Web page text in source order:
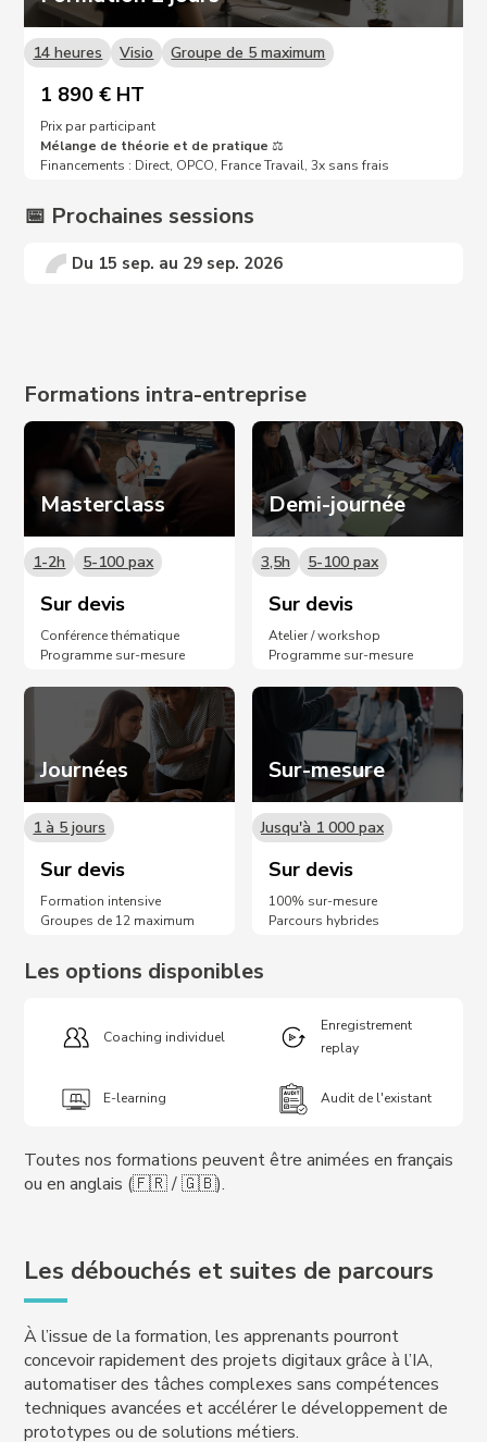
14 heures Visio Groupe de 5 maximum
1 890 € HT
Prix par participant
Mélange de théorie et de pratique⚖️
Financements : Direct, OPCO, France Travail, 3x sans frais
📅 Prochaines sessions
Du 15 sep. au 29 sep. 2026
Formations intra-entreprise
Masterclass
1-2h 5-100 pax
Sur devis
Conférence thématique
Programme sur-mesure
Demi-journée
3,5h 5-100 pax
Sur devis
Atelier / workshop
Programme sur-mesure
Journées
1 à 5 jours
Sur devis
Formation intensive
Groupes de 12 maximum
Sur-mesure
Jusqu'à 1 000 pax
Sur devis
100% sur-mesure
Parcours hybrides
Les options disponibles
Coaching individuel
Enregistrement
replay
E-learning Audit de l'existant
Toutes nos formations peuvent être animées en français
ou en anglais (🇫🇷 / 🇬🇧).
Les débouchés et suites de parcours
À l’issue de la formation, les apprenants pourront
concevoir rapidement des projets digitaux grâce à l’IA,
automatiser des tâches complexes sans compétences
techniques avancées et accélérer le développement de
prototypes ou de solutions métiers.